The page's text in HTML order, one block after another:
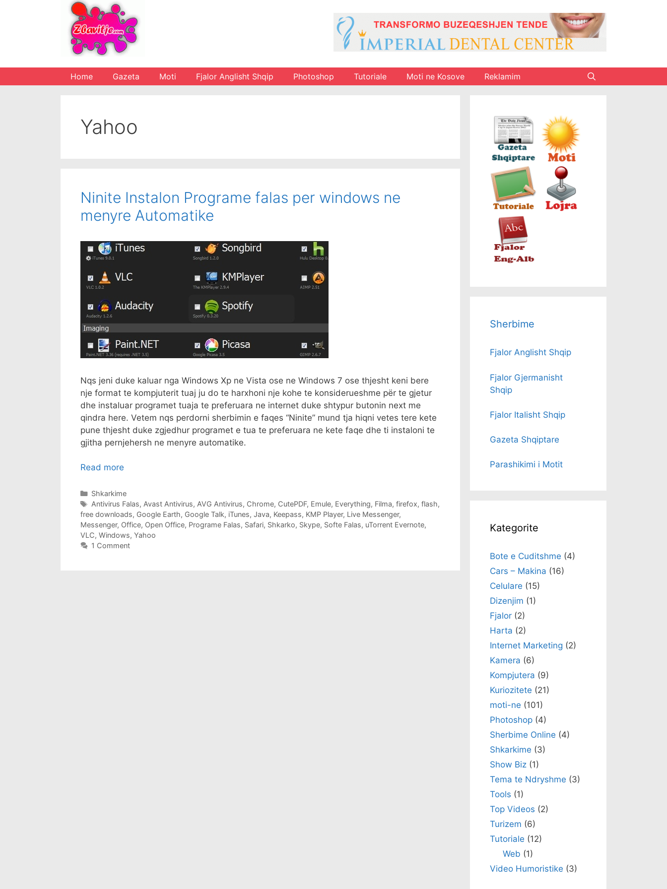
Home Gazeta Moti Fjalor Anglisht Shqip Photoshop Tutoriale Moti ne Kosove Reklamim
Yahoo
Ninite Instalon Programe falas per windows ne
menyre Automatike
Nqs jeni duke kaluar nga Windows Xp ne Vista ose ne Windows 7 ose thjesht keni bere
nje format te kompjuterit tuaj ju do te harxhoni nje kohe te konsiderueshme për te gjetur
dhe instaluar programet tuaja te preferuara ne internet duke shtypur butonin next me
qindra here. Vetem nqs perdorni sherbimin e faqes “Ninite” mund tja hiqni vetes tere kete
pune thjesht duke zgjedhur programet e tua te preferuara ne kete faqe dhe ti instaloni te
gjitha pernjehersh ne menyre automatike.
Read more
Categories
Shkarkime
Tags
Antivirus Falas, Avast Antivirus, AVG Antivirus, Chrome, CutePDF, Emule, Everything, Filma, firefox, flash,
free downloads, Google Earth, Google Talk, iTunes, Java, Keepass, KMP Player, Live Messenger,
Messenger, Office, Open Office, Programe Falas, Safari, Shkarko, Skype, Softe Falas, uTorrent Evernote,
VLC, Windows, Yahoo
1 Comment
Sherbime
Fjalor Anglisht Shqip
Fjalor Gjermanisht
Shqip
Fjalor Italisht Shqip
Gazeta Shqiptare
Parashikimi i Motit
Kategorite
Bote e Cuditshme (4)
Cars – Makina (16)
Celulare (15)
Dizenjim (1)
Fjalor (2)
Harta (2)
Internet Marketing (2)
Kamera (6)
Kompjutera (9)
Kuriozitete (21)
moti-ne (101)
Photoshop (4)
Sherbime Online (4)
Shkarkime (3)
Show Biz (1)
Tema te Ndryshme (3)
Tools (1)
Top Videos (2)
Turizem (6)
Tutoriale (12)
Web (1)
Video Humoristike (3)